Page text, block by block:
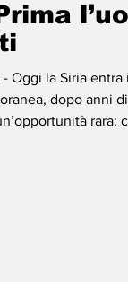
Oggi la Siria
dopo anni
rara: